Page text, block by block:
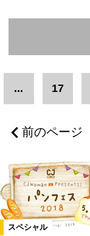
エリア
福島県全域
郡山市
白河市
前のページ
... 17
スペシャル